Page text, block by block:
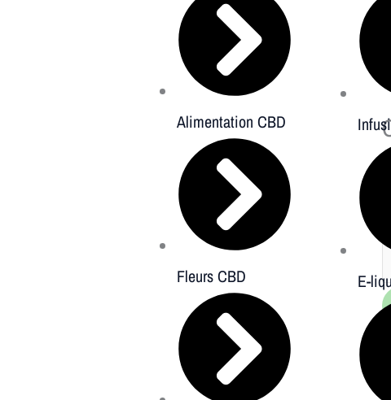
Alimentation CBD
Fleurs CBD E-